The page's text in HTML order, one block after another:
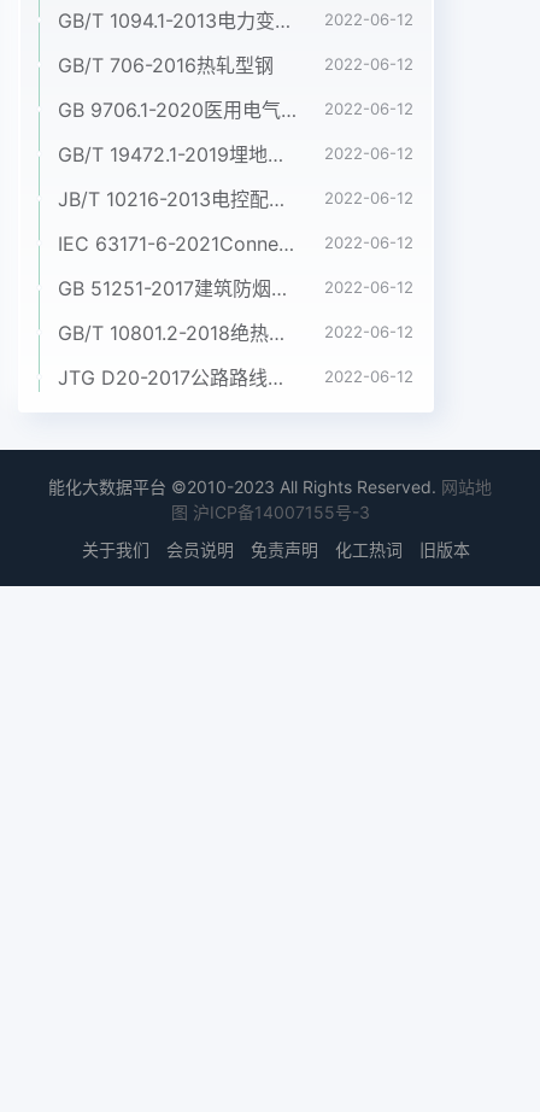
GB/T 1094.1-2013电力变压器 第1部分:总则 2022-06-12
GB/T 706-2016热轧型钢 2022-06-12
GB 9706.1-2020医用电气设备 第1部分:基本安全和基本性能的通用要求 2022-06-12
GB/T 19472.1-2019埋地用聚乙烯(PE)结构壁管道系统 第1部分:聚乙烯双壁波纹管材 2022-06-12
JB/T 10216-2013电控配电用电缆桥架 2022-06-12
IEC 63171-6-2021Connectors for electrical and electronic equipment - Part 6: Detail specification for 2-way and 4-way (data/power), shielded, free and fixed connectors for power and data transmission with frequencies up to 600 MHz 2022-06-12
GB 51251-2017建筑防烟排烟系统技术标准 2022-06-12
GB/T 10801.2-2018绝热用挤塑聚苯乙烯泡沫塑料(XPS) 2022-06-12
JTG D20-2017公路路线设计规范 2022-06-12
能化大数据平台 ©2010-2023 All Rights Reserved. 网站地
图 沪ICP备14007155号-3
关于我们
会员说明 免责声明 化工热词 旧版本